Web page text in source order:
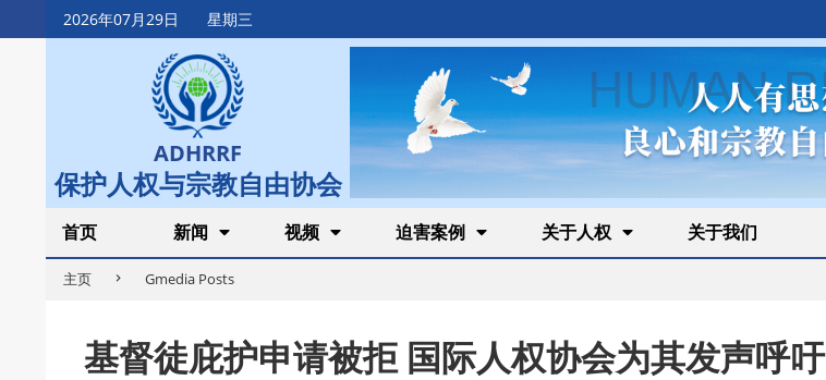
2026年07月29日 星期三
Skip
to
ADHRRF
保护人权与宗教自由协会
Secondary
Navigation
Menu
首页 新闻 视频 迫害案例 关于人权 关于我们
主页 Gmedia Posts
基督徒庇护申请被拒 国际人权协会为其发声呼吁